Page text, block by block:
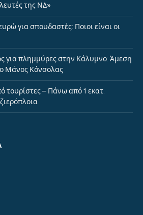
της ΝΔ»
για σπουδαστές: Ποιοι είναι οι
για πλημμύρες στην Κάλυμνο: Άμεση
Μάνος Κόνσολας
τουρίστες – Πάνω από 1 εκατ.